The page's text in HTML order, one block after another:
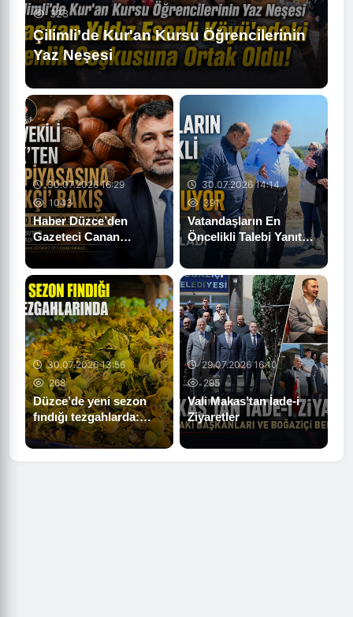
323
Çilimli’de Kur'an Kursu Öğrencilerinin
Yaz Neşesi
30.07.2026 16:29
1043
Haber Düzce’den
Gazeteci Canan
Üstüner’e Özel
30.07.2026 14:14
391
Vatandaşların En
Öncelikli Talebi Yanıt
Buluyor
30.07.2026 13:56
268
Düzce’de yeni sezon
fındığı tezgahlarda:
Kilosu 200 lira
29.07.2026 16:10
295
Vali Makas’tan İade-i
Ziyaretler